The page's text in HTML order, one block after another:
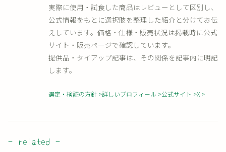
実際に使用・試食した商品はレビューとして区別し、
公式情報をもとに選択肢を整理した紹介と分けてお伝
えしています。価格・仕様・販売状況は掲載時に公式
サイト・販売ページで確認しています。
提供品・タイアップ記事は、その関係を記事内に明記
します。
選定・検証の方針 詳しいプロフィール 公式サイト X